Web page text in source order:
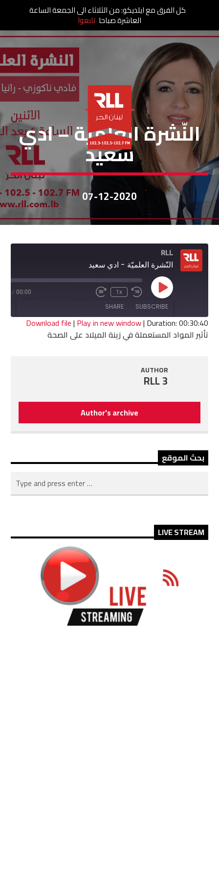
النشرة العلمية
النّشرة العلميّة – ادي
سعيد
07-12-2020
RLL
النّشرة العلميّة - ادي سعيد
Play
Episode
Rewind
10
Seconds
1x
Fast
seconds
00:00
/
SUBSCRIBE
SHARE
SHARE
Download file| Play in new window| Duration: 00:30:40
تأثير المواد المستعملة في زينة الميلاد على الصحة
AUTHOR
RLL 3
Author's archive
بحث الموقع
LIVE STREAM
كل الفرق مع ايلديكو: من الثلاثاء الى الجمعة الساعة
العاشرة صباحا تابعوا